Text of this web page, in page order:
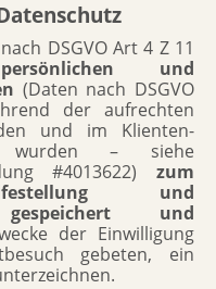
DSGVO Art 4 Z 11
persönlichen und
(Daten nach DSGVO
der aufrechten
und im Klienten-
wurden – siehe
#4013622) zum
und
gespeichert und
der Einwilligung
gebeten, ein